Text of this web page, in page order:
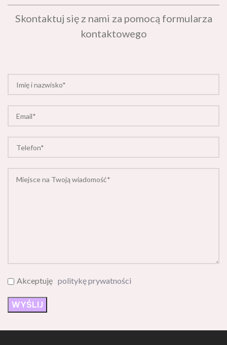
Skontaktuj się z nami za pomocą formularza
kontaktowego
Akceptuję politykę prywatności